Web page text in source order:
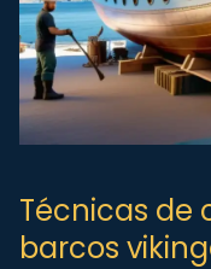
Técnicas de
barcos